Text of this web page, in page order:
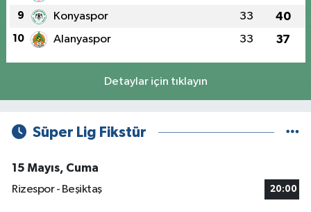
9 Konyaspor 33 40
10 Alanyaspor 33 37
Detaylar için tıklayın
Süper Lig Fikstür
15 Mayıs, Cuma
Rizespor - Beşiktaş
20:00